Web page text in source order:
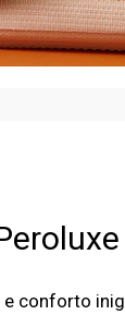
conforto